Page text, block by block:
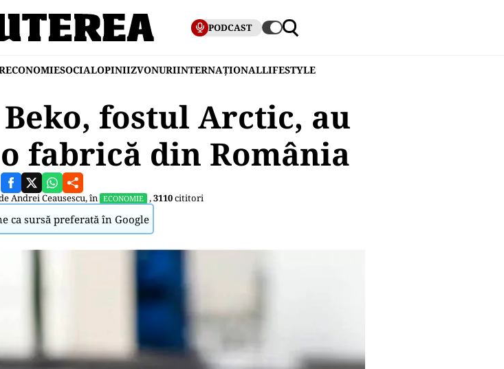
PODCAST
ECONOMIESOCIALOPINIIZVONURIINTERNAȚIONALLIFESTYLE
fostul Arctic, au
fabrică din România
Andrei Ceausescu, în ECONOMIE ,3110cititori
ca sursă preferată în Google